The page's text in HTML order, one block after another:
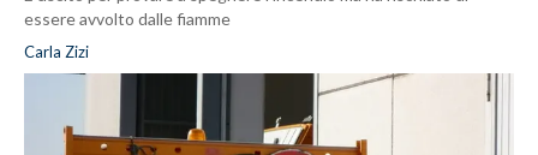
essere avvolto dalle fiamme
Carla Zizi